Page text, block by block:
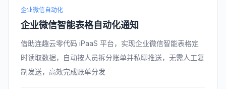
企业微信自动化
企业微信智能表格自动化通知
借助连趣云零代码 iPaaS 平台，实现企业微信智能表格定
时读取数据，自动按人员拆分账单并私聊推送，无需人工复
制发送，高效完成账单分发